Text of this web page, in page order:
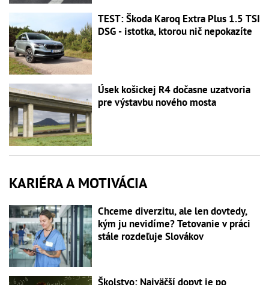
TEST: Škoda Karoq Extra Plus 1.5 TSI
DSG - istotka, ktorou nič nepokazíte
Úsek košickej R4 dočasne uzatvoria
pre výstavbu nového mosta
KARIÉRA A MOTIVÁCIA
Chceme diverzitu, ale len dovtedy,
kým ju nevidíme? Tetovanie v práci
stále rozdeľuje Slovákov
Školstvo: Najväčší dopyt je po